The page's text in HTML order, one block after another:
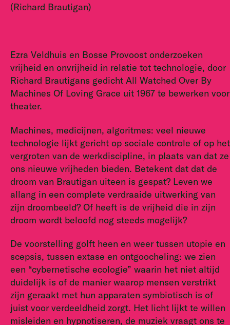
(Richard Brautigan)
Ezra Veldhuis en Bosse Provoost onderzoeken
vrijheid en onvrijheid in relatie tot technologie, door
Richard Brautigans gedicht All Watched Over By
Machines Of Loving Grace uit 1967 te bewerken voor
theater.
Machines, medicijnen, algoritmes: veel nieuwe
technologie lijkt gericht op sociale controle of op het
vergroten van de werkdiscipline, in plaats van dat ze
ons nieuwe vrijheden bieden. Betekent dat dat de
droom van Brautigan uiteen is gespat? Leven we
allang in een complete verdraaide uitwerking van
zijn droombeeld?Of heeft is de vrijheid die in zijn
droom wordt beloofd nog steeds mogelijk?
De voorstelling golft heen en weer tussen utopie en
scepsis, tussen extase en ontgoocheling: we zien
een “cybernetische ecologie” waarin het niet altijd
duidelijk is of de manier waarop mensen verstrikt
zijn geraakt met hun apparaten symbiotisch is of
juist voor verdeeldheid zorgt. Het licht lijkt te willen
misleiden en hypnotiseren, de muziek vraagt ons te